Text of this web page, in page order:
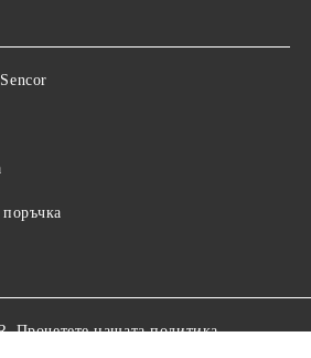
Прочетете нашата политика